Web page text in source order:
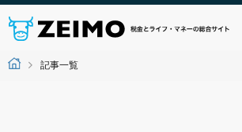
記事一覧